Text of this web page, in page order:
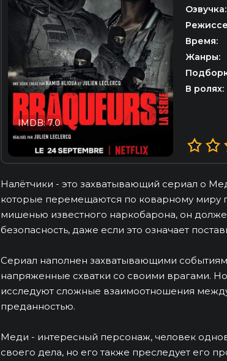
IMDB: 7.0
Озвучка:
Время:
Жанры:
В ролях:
Налётчики - это захватывающий сериал о
которые перемещаются по коварному миру
мишенью известного наркобарона, он
безопасность, даже если это означает
Сериал наполнен захватывающими
напряженные схватки со своими врагами.
исследуют сложные взаимоотношения
преданностью.
Меди - интересный персонаж, человек
своего дела, но его также преследует его